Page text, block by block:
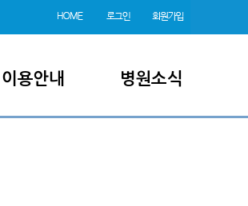
이용안내 병원소식